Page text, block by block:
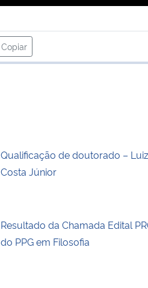
Copiar
para área de transferência
Qualificação de doutorado –
Costa Júnior
Resultado da Chamada Edital
do PPG em Filosofia